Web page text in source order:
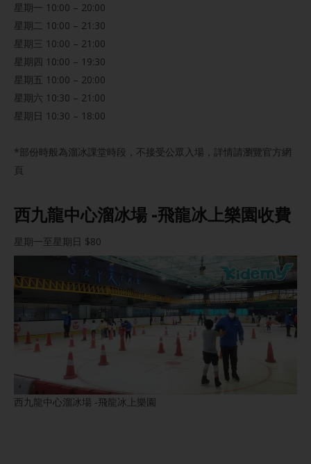
星期一 10:00 – 20:00
星期二 10:00 – 21:30
星期三 10:00 – 21:00
星期四 10:00 – 19:30
星期五 10:00 – 20:00
星期六 10:30 – 21:00
星期日 10:30 – 18:00
*部份時般為溜冰課堂時段，不接受公眾入場，詳情請瀏覽官方網
頁
西九龍中心溜冰場 -飛龍冰上樂園收費
星期一至星期日 $80
西九龍中心溜冰場 -飛龍冰上樂園